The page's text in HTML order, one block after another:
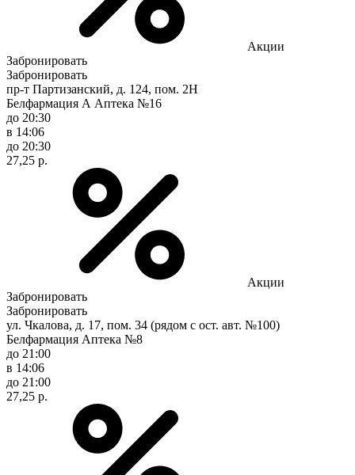
Акции
Забронировать
Забронировать
пр-т Партизанский, д. 124, пом. 2Н
Белфармация А Аптека №16
до 20:30
в 14:06
до 20:30
27,25 р.
Акции
Забронировать
Забронировать
ул. Чкалова, д. 17, пом. 34 (рядом с ост. авт. №100)
Белфармация Аптека №8
до 21:00
в 14:06
до 21:00
27,25 р.